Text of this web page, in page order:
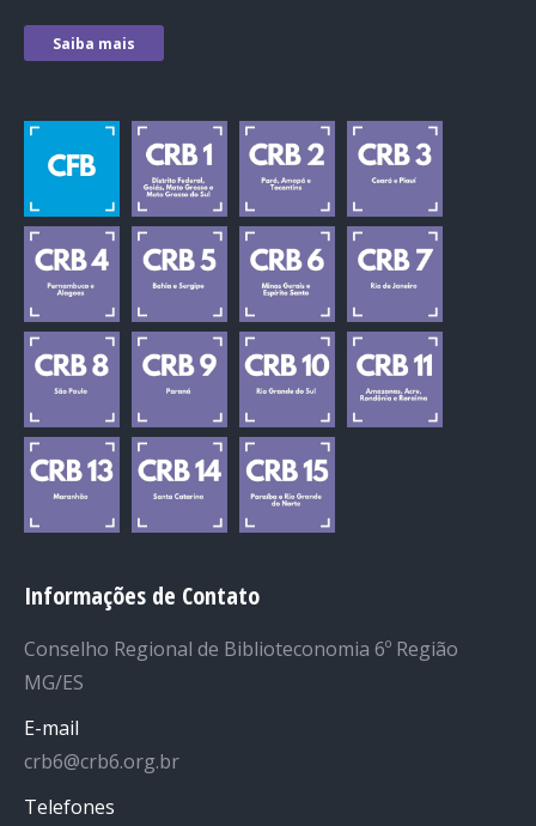
Saiba mais
Informações de Contato
Conselho Regional de Biblioteconomia 6º Região
MG/ES
E-mail
crb6@crb6.org.br
Telefones